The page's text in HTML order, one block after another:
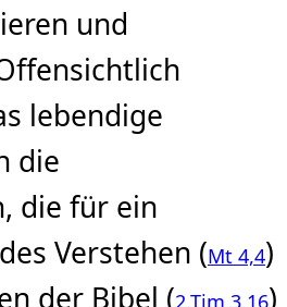
und
lebendige
die
die für ein
Verstehen (Mt 4,4)
der Bibel (
)